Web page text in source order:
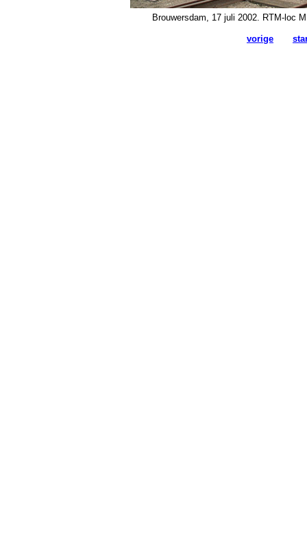
Brouwersdam, 17 juli 2002. RTM-loc
vorige